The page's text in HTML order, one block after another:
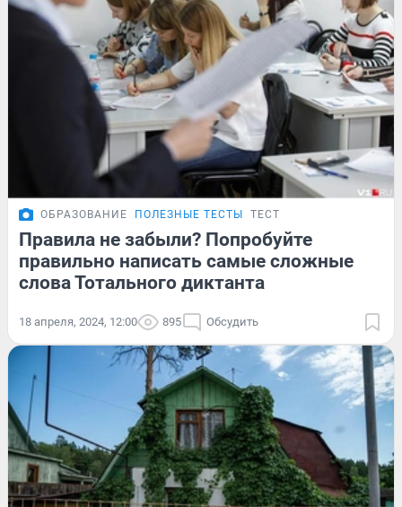
ОБРАЗОВАНИЕ ПОЛЕЗНЫЕ ТЕСТЫ ТЕСТ
Правила не забыли? Попробуйте
правильно написать самые сложные
слова Тотального диктанта
18 апреля, 2024, 12:00 895 Обсудить